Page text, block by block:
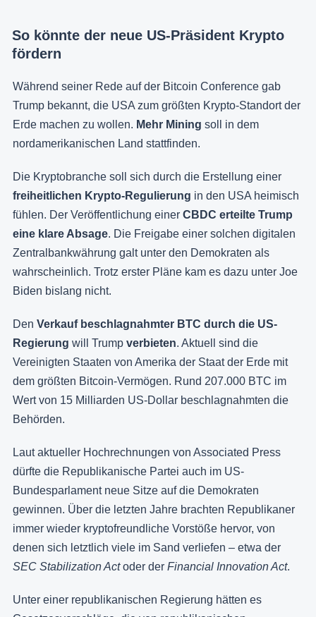
So könnte der neue US-Präsident Krypto
fördern
Während seiner Rede auf der Bitcoin Conference gab
Trump bekannt, die USA zum größten Krypto-Standort der
Erde machen zu wollen. Mehr Mining soll in dem
nordamerikanischen Land stattfinden.
Die Kryptobranche soll sich durch die Erstellung einer
freiheitlichen Krypto-Regulierung in den USA heimisch
fühlen. Der Veröffentlichung einer CBDC erteilte Trump
eine klare Absage. Die Freigabe einer solchen digitalen
Zentralbankwährung galt unter den Demokraten als
wahrscheinlich. Trotz erster Pläne kam es dazu unter Joe
Biden bislang nicht.
Den Verkauf beschlagnahmter BTC durch die US-
Regierung will Trump verbieten. Aktuell sind die
Vereinigten Staaten von Amerika der Staat der Erde mit
dem größten Bitcoin-Vermögen. Rund 207.000 BTC im
Wert von 15 Milliarden US-Dollar beschlagnahmten die
Behörden.
Laut aktueller Hochrechnungen von Associated Press
dürfte die Republikanische Partei auch im US-
Bundesparlament neue Sitze auf die Demokraten
gewinnen. Über die letzten Jahre brachten Republikaner
immer wieder kryptofreundliche Vorstöße hervor, von
denen sich letztlich viele im Sand verliefen – etwa der
SEC Stabilization Actoder der Financial Innovation Act.
Unter einer republikanischen Regierung hätten es